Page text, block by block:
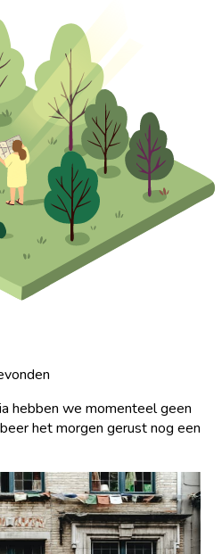
hebben we momenteel geen
het morgen gerust nog een